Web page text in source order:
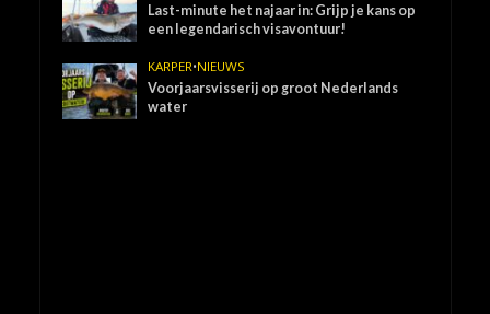
Last-minute het najaar in: Grijp je kans op
een legendarisch visavontuur!
KARPER•NIEUWS
Voorjaarsvisserij op groot Nederlands
water